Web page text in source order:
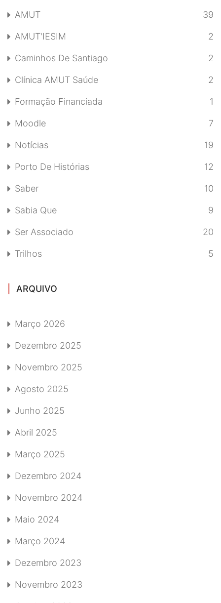
AMUT 39
AMUT'IESIM 2
Caminhos De Santiago 2
Clínica AMUT Saúde 2
Formação Financiada 1
Moodle 7
Notícias 19
Porto De Histórias 12
Saber 10
Sabia Que 9
Ser Associado 20
Trilhos 5
ARQUIVO
Março 2026
Dezembro 2025
Novembro 2025
Agosto 2025
Junho 2025
Abril 2025
Março 2025
Dezembro 2024
Novembro 2024
Maio 2024
Março 2024
Dezembro 2023
Novembro 2023